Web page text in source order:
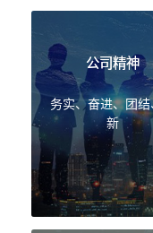
公司精神
务实、奋进、团结
新